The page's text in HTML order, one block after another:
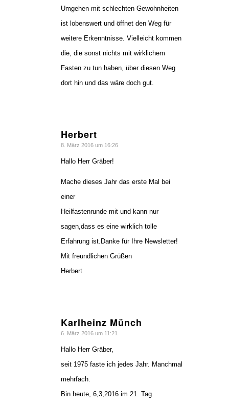
Umgehen mit schlechten Gewohnheiten
ist lobenswert und öffnet den Weg für
weitere Erkenntnisse. Vielleicht kommen
die, die sonst nichts mit wirklichem
Fasten zu tun haben, über diesen Weg
dort hin und das wäre doch gut.
Herbert
sagte:
8. März 2016 um 16:26
Hallo Herr Gräber!
Mache dieses Jahr das erste Mal bei
einer
Heilfastenrunde mit und kann nur
sagen,dass es eine wirklich tolle
Erfahrung ist.Danke für Ihre Newsletter!
Mit freundlichen Grüßen
Herbert
Karlheinz Münch
sagte:
6. März 2016 um 11:21
Hallo Herr Gräber,
seit 1975 faste ich jedes Jahr. Manchmal
mehrfach.
Bin heute, 6,3,2016 im 21. Tag